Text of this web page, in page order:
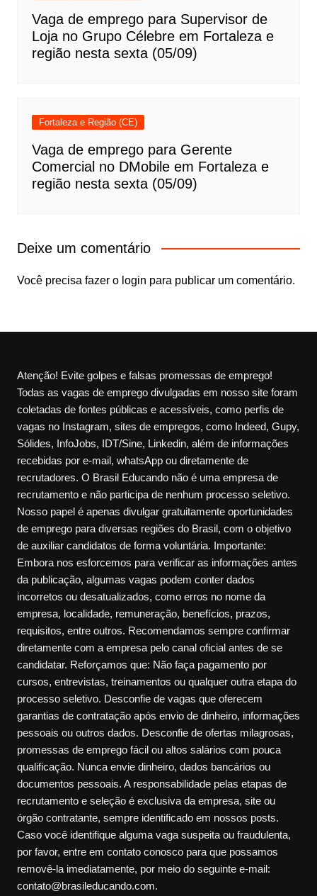
Vaga de emprego para Supervisor de
Loja no Grupo Célebre em Fortaleza e
região nesta sexta (05/09)
Fortaleza e Região (CE)
Vaga de emprego para Gerente
Comercial no DMobile em Fortaleza e
região nesta sexta (05/09)
Deixe um comentário
Você precisa fazer o login para publicar um comentário.
Atenção! Evite golpes e falsas promessas de emprego!
Todas as vagas de emprego divulgadas em nosso site foram
coletadas de fontes públicas e acessíveis, como perfis de
vagas no Instagram, sites de empregos, como Indeed, Gupy,
Sólides, InfoJobs, IDT/Sine, Linkedin, além de informações
recebidas por e-mail, whatsApp ou diretamente de
recrutadores. O Brasil Educando não é uma empresa de
recrutamento e não participa de nenhum processo seletivo.
Nosso papel é apenas divulgar gratuitamente oportunidades
de emprego para diversas regiões do Brasil, com o objetivo
de auxiliar candidatos de forma voluntária. Importante:
Embora nos esforcemos para verificar as informações antes
da publicação, algumas vagas podem conter dados
incorretos ou desatualizados, como erros no nome da
empresa, localidade, remuneração, benefícios, prazos,
requisitos, entre outros. Recomendamos sempre confirmar
diretamente com a empresa pelo canal oficial antes de se
candidatar. Reforçamos que: Não faça pagamento por
cursos, entrevistas, treinamentos ou qualquer outra etapa do
processo seletivo. Desconfie de vagas que oferecem
garantias de contratação após envio de dinheiro, informações
pessoais ou outros dados. Desconfie de ofertas milagrosas,
promessas de emprego fácil ou altos salários com pouca
qualificação. Nunca envie dinheiro, dados bancários ou
documentos pessoais. A responsabilidade pelas etapas de
recrutamento e seleção é exclusiva da empresa, site ou
órgão contratante, sempre identificado em nossos posts.
Caso você identifique alguma vaga suspeita ou fraudulenta,
por favor, entre em contato conosco para que possamos
removê-la imediatamente, por meio do seguinte e-mail:
contato@brasileducando.com.